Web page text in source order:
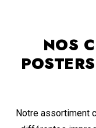
NOS
Notre assortiment